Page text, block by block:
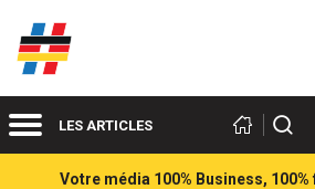
Acteurs du franco-allemand
MenuLES ARTICLES
Votre média 100% Business,